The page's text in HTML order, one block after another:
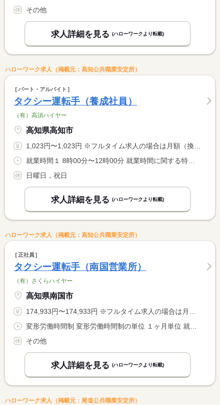
その他
求人詳細を見る (ハローワークより転載)
ハローワーク求人（掲載元：高知公共職業安定所）
パート・アルバイト
タクシー運転手（養成社員）
（有）高須ハイヤー
高知県高知市
1,023円〜1,023円 ※フルタイム求人の場合は月額（換算額）、パート求人の場合は時間額を表示しています。
就業時間１ 8時00分〜12時00分 就業時間に関する特記事項 ＊実務移行後は週４０時間制勤務も相談に応じます
日曜日，祝日
求人詳細を見る (ハローワークより転載)
ハローワーク求人（掲載元：高知公共職業安定所）
正社員
タクシー運転手（南国営業所）
（有）さくらハイヤー
高知県南国市
174,933円〜174,933円 ※フルタイム求人の場合は月額（換算額）、パート求人の場合は時間額を表示しています。
変形労働時間制 変形労働時間制の単位 １ヶ月単位 就業時間１ 6時00分〜18時00分 就業時間２ 9時00分〜0時00分
その他
求人詳細を見る (ハローワークより転載)
ハローワーク求人（掲載元：尾道公共職業安定所）